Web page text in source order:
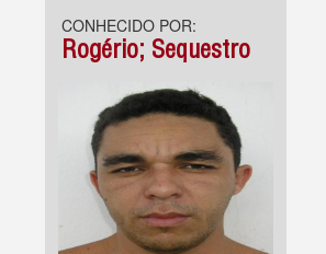
CONHECIDO POR:
Rogério; Sequestro